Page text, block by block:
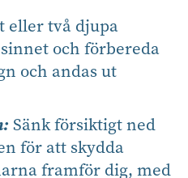
eller två djupa
och förbereda
och andas ut
Sänk försiktigt ned
för att skydda
framför dig, med